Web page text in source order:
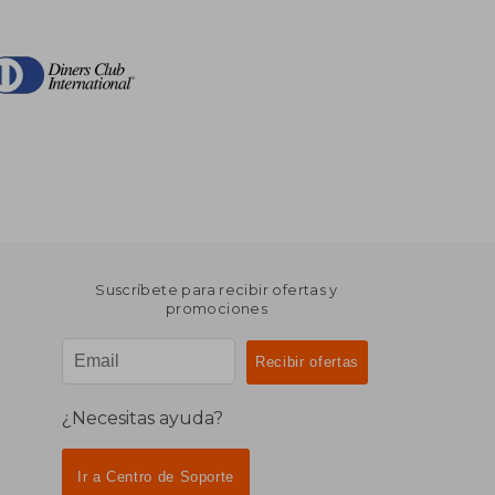
Suscríbete para recibir ofertas y
promociones
¿Necesitas ayuda?
Ir a Centro de Soporte